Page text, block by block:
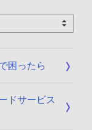
困ったら
ドサービス